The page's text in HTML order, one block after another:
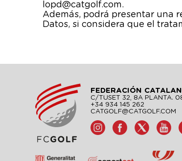
lopd@catgolf.com.
Además, podrá presentar una
Datos, si considera que el
FEDERACIÓN
C/TUSET 32, 8A PLANTA.
+34 934 145 262
CATGOLF@CATGOLF.COM